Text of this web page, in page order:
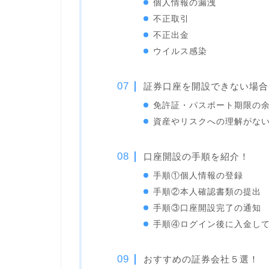
個人情報の漏洩
不正取引
不正出金
ウイルス感染
証券口座を開設できない場
免許証・パスポート期限の
資産やリスクへの理解がない
口座開設の手順を紹介！
手順①個人情報の登録
手順②本人確認書類の提出
手順③口座開設完了の通知
手順④ログイン後に入金して
おすすめの証券会社５選！